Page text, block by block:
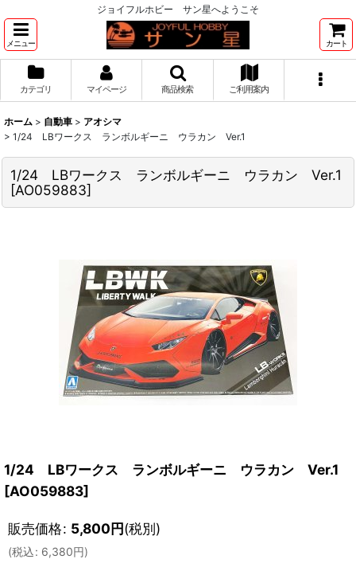
ジョイフルホビー サン星へようこそ
メニュー カート
カテゴリ マイページ 商品検索 ご利用案内
ホーム > 自動車 > アオシマ
> 1/24 LBワークス ランボルギーニ ウラカン Ver.1
1/24 LBワークス ランボルギーニ ウラカン Ver.1
[AO059883]
1/24 LBワークス ランボルギーニ ウラカン Ver.1
[AO059883]
販売価格: 5,800円(税別)
(税込: 6,380円)